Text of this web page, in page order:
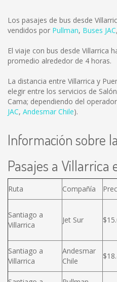
Los pasajes de bus desde
vendidos por Pullman, Buses JAC,
El viaje con bus desde Villarrica
promedio alrededor de 4 horas.
La distancia entre Villarrica y
elegir entre los servicios de
Cama; dependiendo del
JAC, Andesmar Chile).
Información sobre
Pasajes a Villarrica
Ruta Compañía
Santiago a
Villarrica
Jet Sur
Santiago a
Villarrica
Andesmar
Chile